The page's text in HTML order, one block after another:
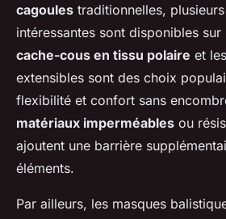
cagoules traditionnelles,
intéressantes sont disponibles sur
cache-cous en tissu polaire et
extensibles sont des choix
flexibilité et confort sans
matériaux imperméables ou
ajoutent une barrière
éléments.
Par ailleurs, les masques